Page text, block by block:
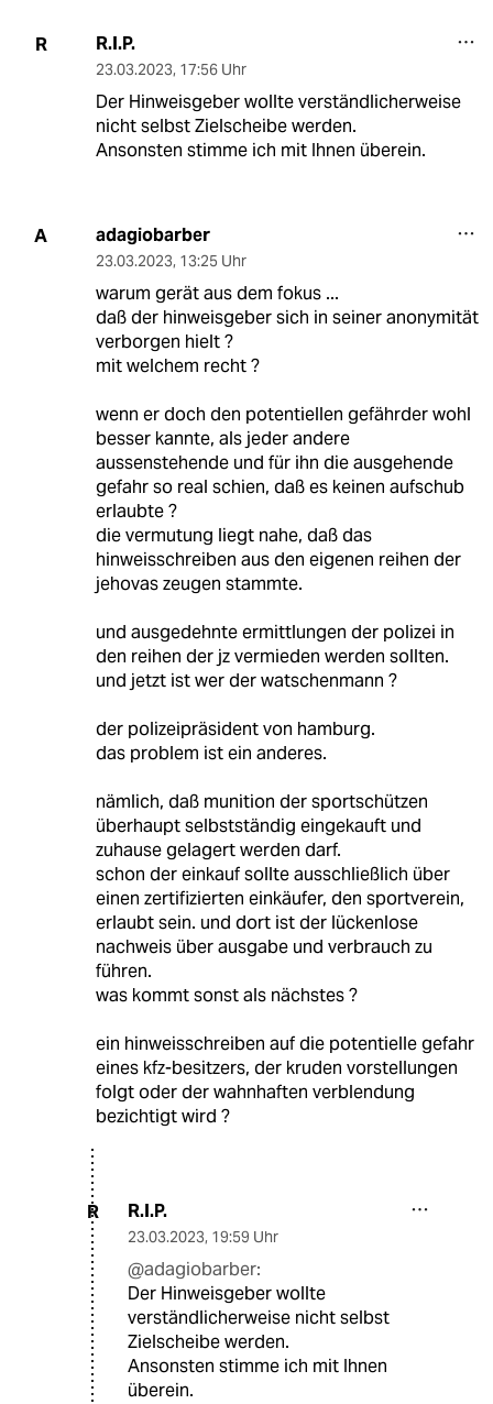
R R.I.P.
23.03.2023, 17:56 Uhr
Der Hinweisgeber wollte verständlicherweise
nicht selbst Zielscheibe werden.
Ansonsten stimme ich mit Ihnen überein.
A adagiobarber
23.03.2023, 13:25 Uhr
warum gerät aus dem fokus ...
daß der hinweisgeber sich in seiner anonymität
verborgen hielt ?
mit welchem recht ?
wenn er doch den potentiellen gefährder wohl
besser kannte, als jeder andere
aussenstehende und für ihn die ausgehende
gefahr so real schien, daß es keinen aufschub
erlaubte ?
die vermutung liegt nahe, daß das
hinweisschreiben aus den eigenen reihen der
jehovas zeugen stammte.
und ausgedehnte ermittlungen der polizei in
den reihen der jz vermieden werden sollten.
und jetzt ist wer der watschenmann ?
der polizeipräsident von hamburg.
das problem ist ein anderes.
nämlich, daß munition der sportschützen
überhaupt selbstständig eingekauft und
zuhause gelagert werden darf.
schon der einkauf sollte ausschließlich über
einen zertifizierten einkäufer, den sportverein,
erlaubt sein. und dort ist der lückenlose
nachweis über ausgabe und verbrauch zu
führen.
was kommt sonst als nächstes ?
ein hinweisschreiben auf die potentielle gefahr
eines kfz-besitzers, der kruden vorstellungen
folgt oder der wahnhaften verblendung
bezichtigt wird ?
R R.I.P.
23.03.2023, 19:59 Uhr
@adagiobarber:
Der Hinweisgeber wollte
verständlicherweise nicht selbst
Zielscheibe werden.
Ansonsten stimme ich mit Ihnen
überein.